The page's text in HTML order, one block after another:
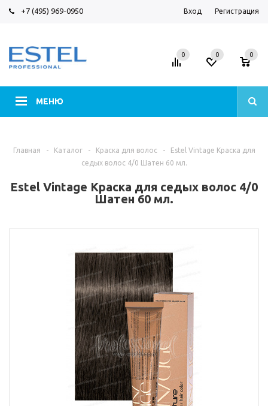
+7 (495) 969-0950 Вход Регистрация
МЕНЮ
0 0 0
Главная - Каталог - Краска для волос -
Estel Vintage Краска для
седых волос 4/0 Шатен 60 мл.
Estel Vintage Краска для седых волос 4/0
Шатен 60 мл.